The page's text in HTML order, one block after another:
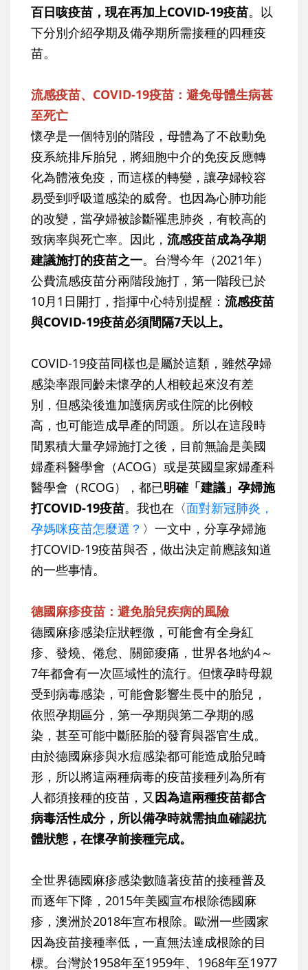
百日咳疫苗，現在再加上COVID-19疫苗。以
下分別介紹孕期及備孕期所需接種的四種疫
苗。
流感疫苗、COVID-19疫苗：避免母體生病甚
至死亡
懷孕是一個特別的階段，母體為了不啟動免
疫系統排斥胎兒，將細胞中介的免疫反應轉
化為體液免疫，而這樣的轉變，讓孕婦較容
易受到呼吸道感染的威脅。也因為心肺功能
的改變，當孕婦被診斷罹患肺炎，有較高的
致病率與死亡率。因此， 流感疫苗成為孕期
建議施打的疫苗之一。台灣今年（2021年）
公費流感疫苗分兩階段施打，第一階段已於
10月1日開打，指揮中心特別提醒： 流感疫苗
與COVID-19疫苗必須間隔7天以上。
COVID-19疫苗同樣也是屬於這類，雖然孕婦
感染率跟同齡未懷孕的人相較起來沒有差
別，但感染後進加護病房或住院的比例較
高，也可能造成早產的問題。所以在這段時
間累積大量孕婦施打之後，目前無論是美國
婦產科醫學會（ACOG）或是英國皇家婦產科
醫學會（RCOG），都已明確「建議」孕婦施
打COVID-19疫苗。我也在〈面對新冠肺炎，
孕媽咪疫苗怎麼選？ 〉一文中，分享孕婦施
打COVID-19疫苗與否，做出決定前應該知道
的一些事情。
德國麻疹疫苗：避免胎兒疾病的風險
德國麻疹感染症狀輕微，可能會有全身紅
疹、發燒、倦怠、關節痠痛，世界各地約4～
7年都會有一次區域性的流行。但懷孕時母親
受到病毒感染，可能會影響生長中的胎兒，
依照孕期區分，第一孕期與第二孕期的感
染，甚至可能中斷胚胎的發育與器官生成。
由於德國麻疹與水痘感染都可能造成胎兒畸
形，所以將這兩種病毒的疫苗接種列為所有
人都須接種的疫苗，又 因為這兩種疫苗都含
病毒活性成分，所以備孕時就需抽血確認抗
體狀態，在懷孕前接種完成。
全世界德國麻疹感染數隨著疫苗的接種普及
而逐年下降，2015年美國宣布根除德國麻
疹，澳洲於2018年宣布根除。歐洲一些國家
因為疫苗接種率低，一直無法達成根除的目
標。台灣於1958年至1959年、1968年至1977